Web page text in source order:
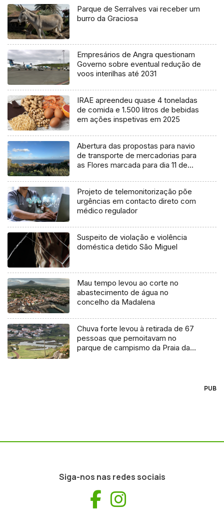
Parque de Serralves vai receber um
burro da Graciosa
Empresários de Angra questionam
Governo sobre eventual redução de
voos interilhas até 2031
IRAE apreendeu quase 4 toneladas
de comida e 1.500 litros de bebidas
em ações inspetivas em 2025
Abertura das propostas para navio
de transporte de mercadorias para
as Flores marcada para dia 11 de
Projeto de telemonitorização põe
urgências em contacto direto com
médico regulador
Suspeito de violação e violência
doméstica detido São Miguel
Mau tempo levou ao corte no
abastecimento de água no
concelho da Madalena
Chuva forte levou à retirada de 67
pessoas que pernoitavam no
parque de campismo da Praia da
PUB
Siga-nos nas redes sociais
Facebook